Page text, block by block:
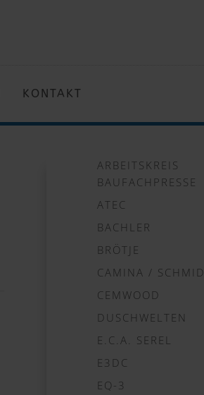
KONTAKT
ARBEITSKREIS
BAUFACHPRESSE
ATEC
BACHLER
BRÖTJE
CAMINA / SCHMID
CEMWOOD
DUSCHWELTEN
E.C.A. SEREL
E3DC
EQ-3